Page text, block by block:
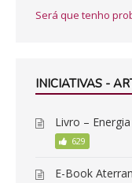
Será que tenho
INICIATIVAS -
Livro –
629
E-Book